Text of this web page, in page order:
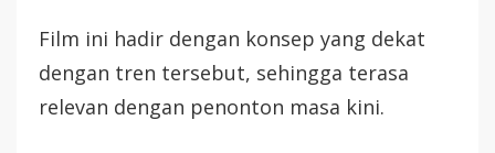
Film ini hadir dengan konsep yang dekat
dengan tren tersebut, sehingga terasa
relevan dengan penonton masa kini.